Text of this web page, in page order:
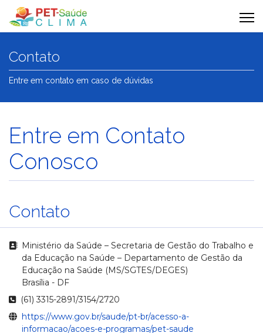
Contato
Entre em contato em caso de dúvidas
Entre em Contato
Conosco
Contato
Endereço
Ministério da Saúde – Secretaria de Gestão do Trabalho e
da Educação na Saúde – Departamento de Gestão da
Educação na Saúde (MS/SGTES/DEGES)
Brasília - DF
Telefone
(61) 3315-2891/3154/2720
Website
https://www.gov.br/saude/pt-br/acesso-a-
informacao/acoes-e-programas/pet-saude